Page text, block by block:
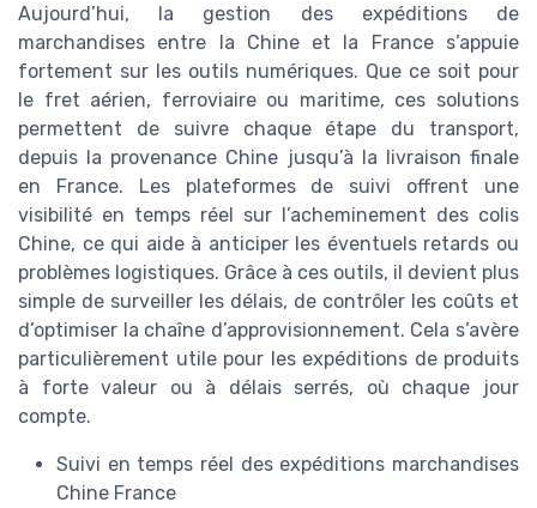
Aujourd’hui, la gestion des expéditions de
marchandises entre la Chine et la France s’appuie
fortement sur les outils numériques. Que ce soit pour
le fret aérien, ferroviaire ou maritime, ces solutions
permettent de suivre chaque étape du transport,
depuis la provenance Chine jusqu’à la livraison finale
en France. Les plateformes de suivi offrent une
visibilité en temps réel sur l’acheminement des colis
Chine, ce qui aide à anticiper les éventuels retards ou
problèmes logistiques. Grâce à ces outils, il devient plus
simple de surveiller les délais, de contrôler les coûts et
d’optimiser la chaîne d’approvisionnement. Cela s’avère
particulièrement utile pour les expéditions de produits
à forte valeur ou à délais serrés, où chaque jour
compte.
Suivi en temps réel des expéditions marchandises
Chine France